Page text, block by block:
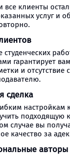
все клиенты
услуг и
студенческих
гарантирует
и отсутствие
сделка
настройкам
подходящую
случае вы
качество за
авторы